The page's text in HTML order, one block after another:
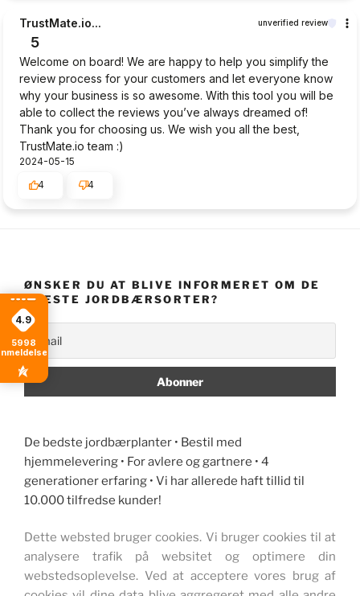
TrustMate.io... unverified review
5
Welcome on board! We are happy to help you simplify the
review process for your customers and let everyone know
why your business is so awesome. With this tool you will be
able to collect the reviews you’ve always dreamed of!
Thank you for choosing us. We wish you all the best,
TrustMate.io team :)
2024-05-15
4
4
ØNSKER DU AT BLIVE INFORMERET OM DE
NYESTE JORDBÆRSORTER?
De bedste jordbærplanter • Bestil med
hjemmelevering • For avlere og gartnere • 4
generationer erfaring • Vi har allerede haft tillid til
10.000 tilfredse kunder!
Dette websted bruger cookies. Vi bruger cookies til at
analysere trafik på websitet og optimere din
webstedsoplevelse. Ved at acceptere vores brug af
4.9
5998